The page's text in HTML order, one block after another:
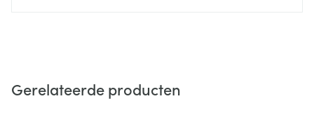
Gerelateerde producten